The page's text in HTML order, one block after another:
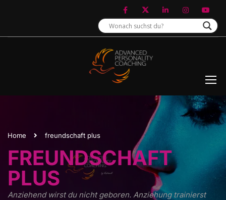
Home freundschaft plus
FREUNDSCHAFT
PLUS
Anziehend wirst du nicht geboren. Anziehung trainierst